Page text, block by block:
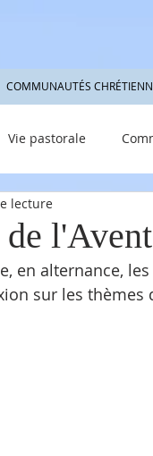
COMMUNAUTÉS
Vie pastorale
Informations utiles
lecture
en alternance,
sur les thèmes